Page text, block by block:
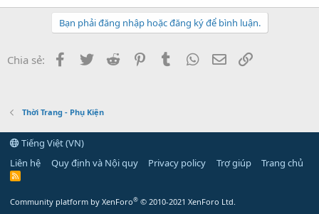
Bạn phải đăng nhập hoặc đăng ký để bình luận.
Chia sẻ: Facebook
Twitter Reddit PinterestTumblr WhatsApp
Email
Thời Trang - Phụ Kiện
Tiếng Việt (VN)
Liên hệ
Quy định và Nội quy Privacy policy Trợ giúp Trang chủ
R
Community platform by XenForo® © 2010-2021 XenForo Ltd.